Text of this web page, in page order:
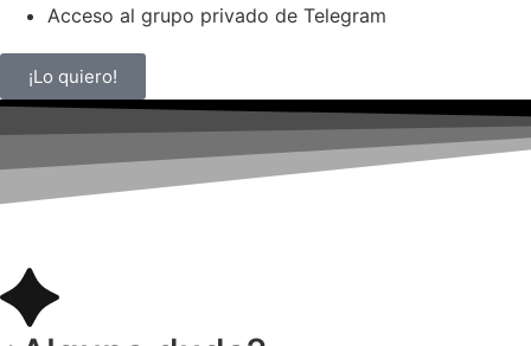
Acceso al grupo privado de Telegram
¡Lo quiero!